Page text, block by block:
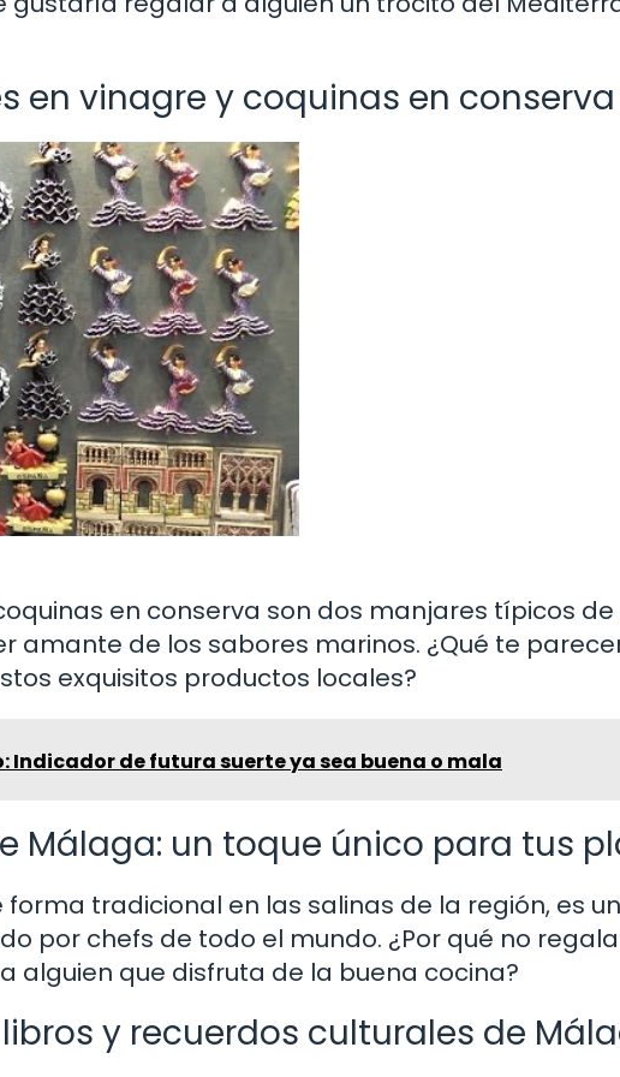
en vinagre y coquinas en conserva
en conserva son dos manjares típicos de
amante de los sabores marinos. ¿Qué te
exquisitos productos locales?
Indicador de futura suerte ya sea buena o mala
Málaga: un toque único para tus
tradicional en las salinas de la región, es un
por chefs de todo el mundo. ¿Por qué no
alguien que disfruta de la buena cocina?
y recuerdos culturales de